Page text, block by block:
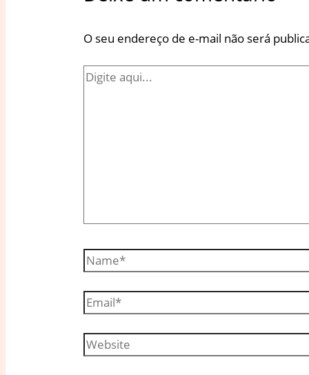
O seu endereço de e-mail não será
Digite
Name*
Email*
Website